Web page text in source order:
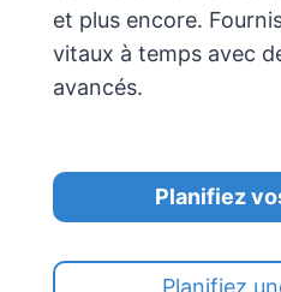
et plus encore.
vitaux à temps avec
avancés.
Planifiez
Planifiez